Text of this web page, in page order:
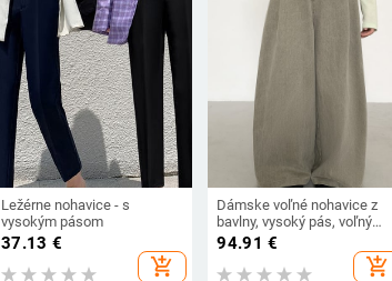
Ležérne nohavice - s
vysokým pásom
37.13 €
add_shopping_cart
Dámske voľné nohavice z
bavlny, vysoký pás, voľný
strih, distressed umývanie,
dĺžka po zem, jeseň 2025,
japonsko-kórejský ležérny
94.91 €
add_shopping_cart